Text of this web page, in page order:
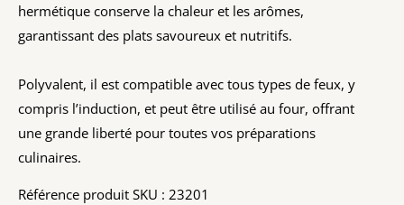
hermétique conserve la chaleur et les arômes,
garantissant des plats savoureux et nutritifs.
Polyvalent, il est compatible avec tous types de feux, y
compris l’induction, et peut être utilisé au four, offrant
une grande liberté pour toutes vos préparations
culinaires.
Référence produit SKU : 23201